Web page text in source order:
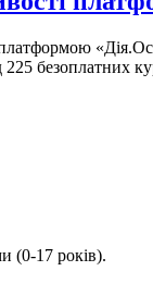
безоплатних
(0-17 років).